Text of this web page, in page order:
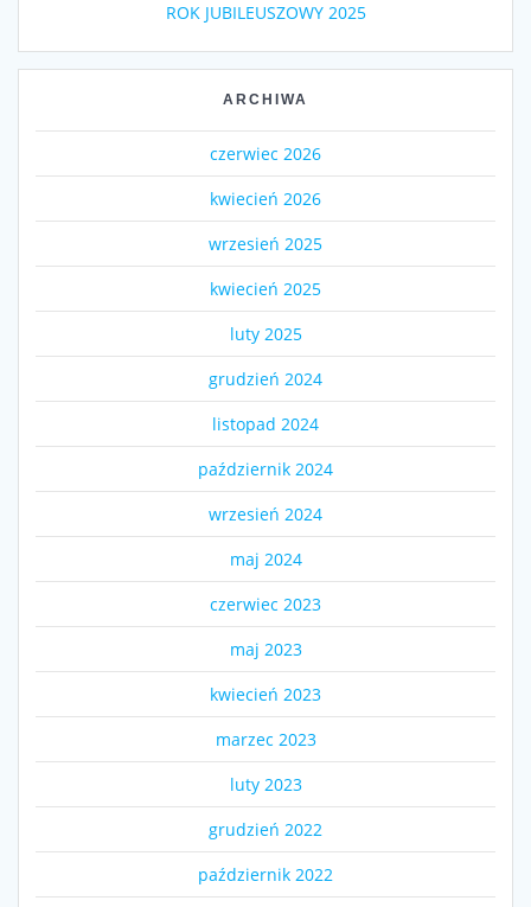
ROK JUBILEUSZOWY 2025
ARCHIWA
czerwiec 2026
kwiecień 2026
wrzesień 2025
kwiecień 2025
luty 2025
grudzień 2024
listopad 2024
październik 2024
wrzesień 2024
maj 2024
czerwiec 2023
maj 2023
kwiecień 2023
marzec 2023
luty 2023
grudzień 2022
październik 2022